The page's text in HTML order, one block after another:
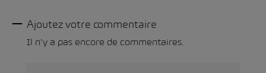
Ajoutez votre commentaire
Il n'y a pas encore de commentaires.